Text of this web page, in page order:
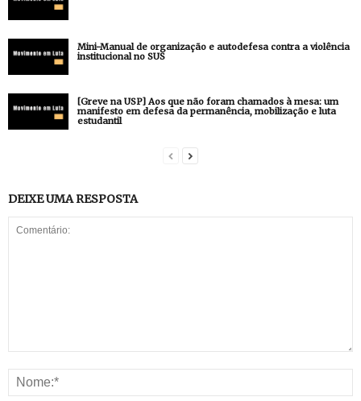
Mini-Manual de organização e autodefesa contra a violência
institucional no SUS
[Greve na USP] Aos que não foram chamados à mesa: um
manifesto em defesa da permanência, mobilização e luta
estudantil
DEIXE UMA RESPOSTA